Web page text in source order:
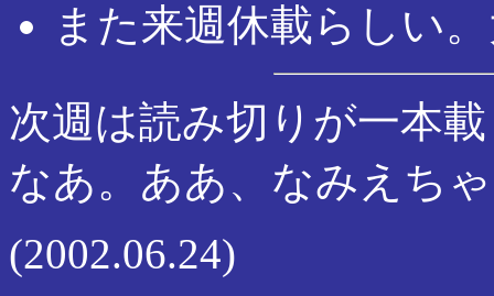
また来週休載らしい
次週は読み切りが一本
なあ。ああ、なみえ
(2002.06.24)